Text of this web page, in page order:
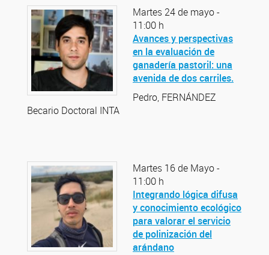
Martes 24 de mayo -
11:00 h
Avances y perspectivas
en la evaluación de
ganadería pastoril: una
avenida de dos carriles.
Pedro, FERNÁNDEZ
Becario Doctoral INTA
Martes 16 de Mayo -
11:00 h
Integrando lógica difusa
y conocimiento ecológico
para valorar el servicio
de polinización del
arándano